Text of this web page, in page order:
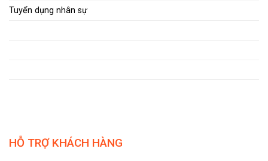
Tuyển dụng nhân sự
HỖ TRỢ KHÁCH HÀNG